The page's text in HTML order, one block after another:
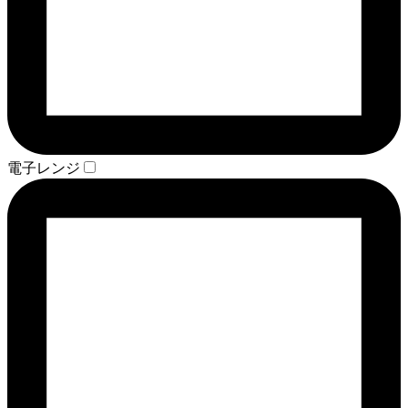
電子レンジ